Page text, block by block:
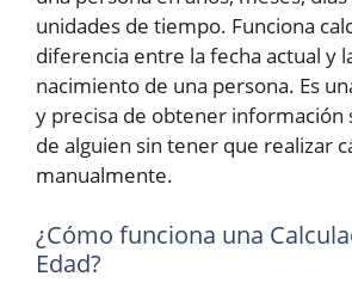
unidades de tiempo. Funciona
diferencia entre la fecha actual y
nacimiento de una persona. Es
y precisa de obtener información
de alguien sin tener que realizar
manualmente.
¿Cómo funciona una
Edad?